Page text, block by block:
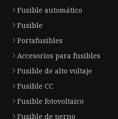
Fusible automático
Fusible
Portafusibles
Accesorios para fusibles
Fusible de alto voltaje
Fusible CC
Fusible fotovoltaico
Fusible de perno